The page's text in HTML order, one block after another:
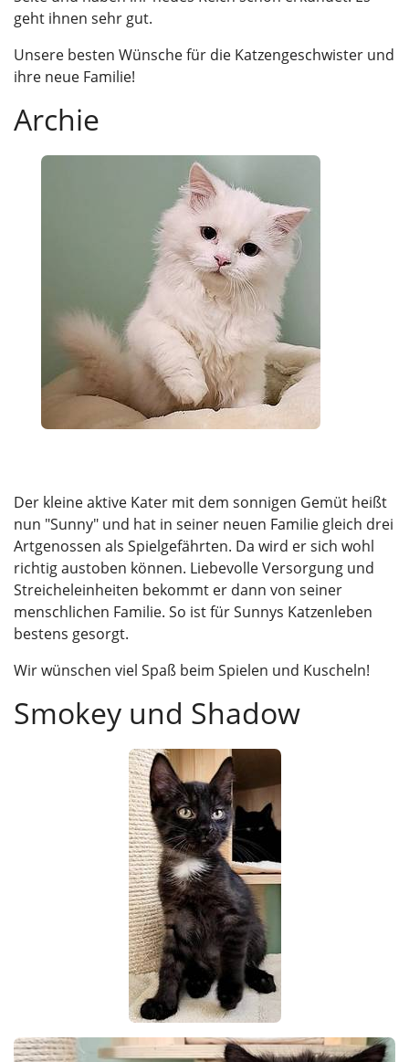
geht ihnen sehr gut.
Unsere besten Wünsche für die Katzengeschwister und
ihre neue Familie!
Archie
Der kleine aktive Kater mit dem sonnigen Gemüt heißt
nun "Sunny" und hat in seiner neuen Familie gleich drei
Artgenossen als Spielgefährten. Da wird er sich wohl
richtig austoben können. Liebevolle Versorgung und
Streicheleinheiten bekommt er dann von seiner
menschlichen Familie. So ist für Sunnys Katzenleben
bestens gesorgt.
Wir wünschen viel Spaß beim Spielen und Kuscheln!
Smokey und Shadow